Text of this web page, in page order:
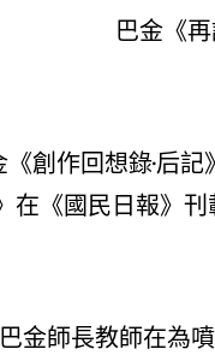
巴金《
《創作回想錄·后
在《國民日報》
巴金師長教師在為